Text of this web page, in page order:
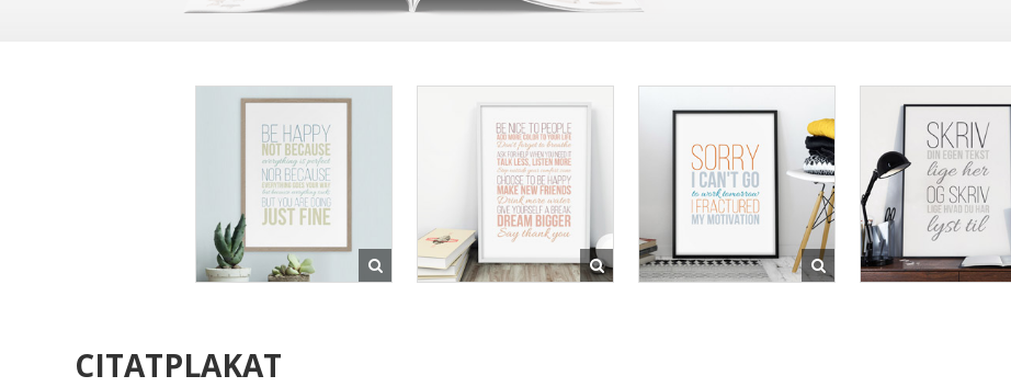
CITATPLAKAT